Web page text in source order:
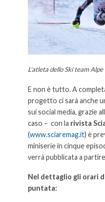
L’atleta dello Ski team
E non è tutto. A
progetto ci sarà anche
sui social media, grazie
caso – con la rivista
(www.sciaremag.it) è
miniserie in cinque
verrà pubblicata a
Nel dettaglio gli orari
puntata: